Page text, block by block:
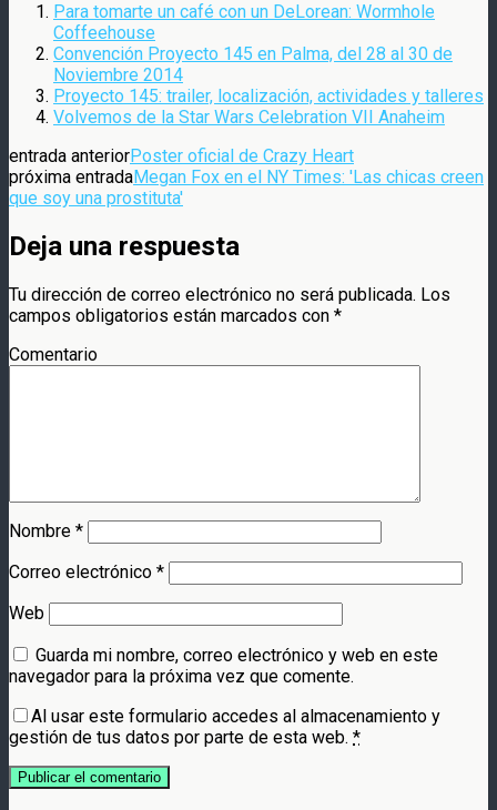
Para tomarte un café con un DeLorean: Wormhole
Coffeehouse
Convención Proyecto 145 en Palma, del 28 al 30 de
Noviembre 2014
Proyecto 145: trailer, localización, actividades y talleres
Volvemos de la Star Wars Celebration VII Anaheim
entrada anteriorPoster oficial de Crazy Heart
próxima entradaMegan Fox en el NY Times: 'Las chicas creen
que soy una prostituta'
Deja una respuesta
Tu dirección de correo electrónico no será publicada. Los
campos obligatorios están marcados con *
Comentario
Nombre *
Correo electrónico *
Web
Guarda mi nombre, correo electrónico y web en este
navegador para la próxima vez que comente.
Al usar este formulario accedes al almacenamiento y
gestión de tus datos por parte de esta web. *